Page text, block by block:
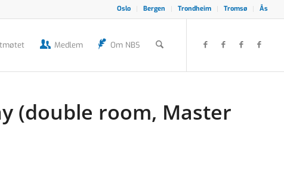
Oslo Bergen Trondheim Tromsø Ås
Medlem Om NBS
(double room, Master